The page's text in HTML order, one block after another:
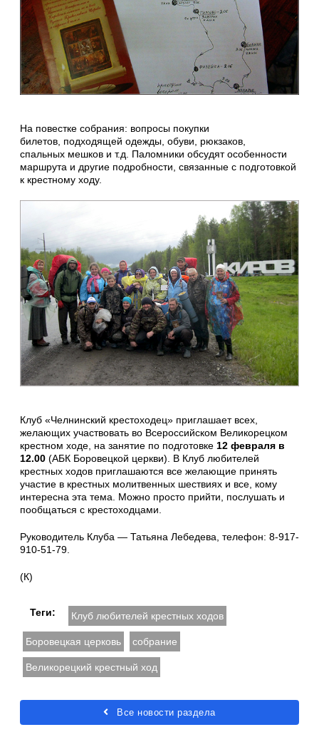
На повестке собрания: вопросы покупки
билетов, подходящей одежды, обуви, рюкзаков,
спальных мешков и т.д. Паломники обсудят особенности
маршрута и другие подробности, связанные с подготовкой
к крестному ходу.
Клуб «Челнинский крестоходец» приглашает всех,
желающих участвовать во Всероссийском Великорецком
крестном ходе, на занятие по подготовке 12 февраля в
12.00 (АБК Боровецкой церкви). В Клуб любителей
крестных ходов приглашаются все желающие принять
участие в крестных молитвенных шествиях и все, кому
интересна эта тема. Можно просто прийти, послушать и
пообщаться с крестоходцами.
Руководитель Клуба — Татьяна Лебедева, телефон: 8-917-
910-51-79.
(К)
Теги: Клуб любителей крестных ходов
Боровецкая церковь собрание
Великорецкий крестный ход
Все новости раздела